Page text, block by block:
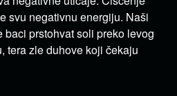
svu negativnu energiju. Naši
baci prstohvat soli preko levog
tera zle duhove koji čekaju